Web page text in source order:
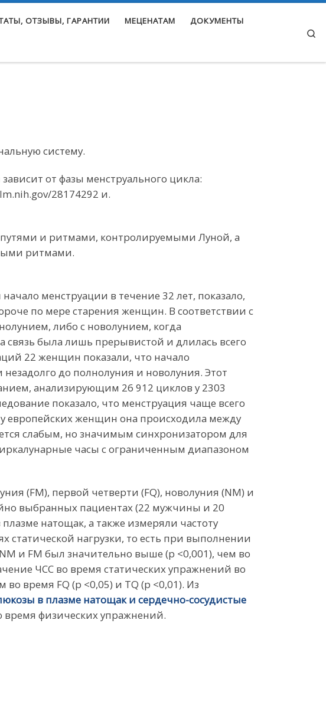
ОТЗЫВЫ, ГАРАНТИИ МЕЦЕНАТАМ ДОКУМЕНТЫ
систему.
от фазы менструального цикла:
28174292 и.
и ритмами, контролируемыми Луной, а
ритмами.
менструации в течение 32 лет, показало,
по мере старения женщин. В соответствии с
либо с новолунием, когда
связь была лишь прерывистой и длилась всего
22 женщин показали, что начало
до полнолуния и новолуния. Этот
анализирующим 26 912 циклов у 2303
показало, что менструация чаще всего
европейских женщин она происходила между
слабым, но значимым синхронизатором для
часы с ограниченным диапазоном
(FM), первой четверти (FQ), новолуния (NM) и
выбранных пациентах (22 мужчины и 20
натощак, а также измеряли частоту
статической нагрузки, то есть при выполнении
и FM был значительно выше (p <0,001), чем во
ЧСС во время статических упражнений во
время FQ (p <0,05) и TQ (p <0,01). Из
в плазме натощак и сердечно-сосудистые
время физических упражнений.